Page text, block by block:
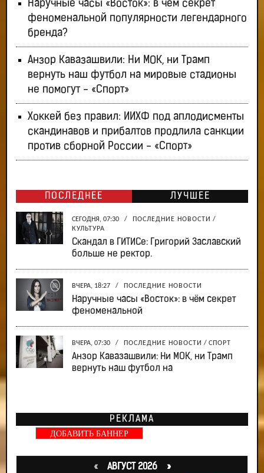
Наручные часы «Восток»: в чём секрет
феноменальной популярности легендарного
бренда?
Анзор Кавазашвили: Ни МОК, ни Трамп
вернуть наш футбол на мировые стадионы
не помогут - «Спорт»
Хоккей без правил: ИИХФ под аплодисменты
скандинавов и прибалтов продлила санкции
против сборной России - «Спорт»
ПОСЛЕДНЕЕ ЛУЧШЕЕ
СЕГОДНЯ, 07:30 / ПОСЛЕДНИЕ НОВОСТИ /
КУЛЬТУРА
Скандал в ГИТИСе: Григорий Заславский
больше не ректор.
ВЧЕРА, 18:27 / ПОСЛЕДНИЕ НОВОСТИ
Наручные часы «Восток»: в чём секрет
феноменальной
ВЧЕРА, 07:30 / ПОСЛЕДНИЕ НОВОСТИ / СПОРТ
Анзор Кавазашвили: Ни МОК, ни Трамп
вернуть наш футбол на
РЕКЛАМА
ДОБАВИТЬ БАННЕР
«АВГУСТ 2026 »